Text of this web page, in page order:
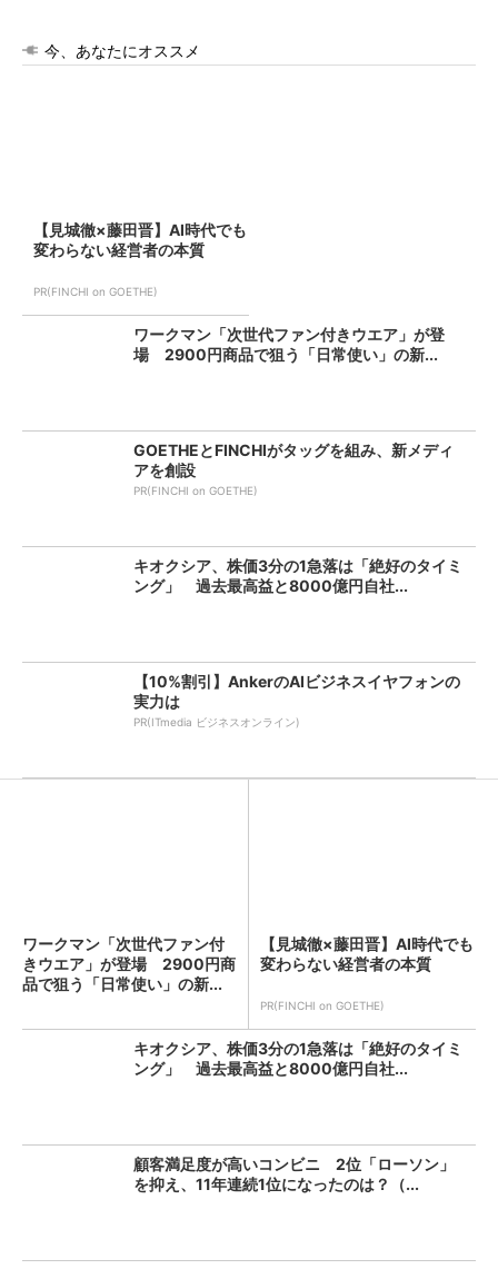
今、あなたにオススメ
【見城徹×藤田晋】AI時代でも
変わらない経営者の本質
PR(FINCHI on GOETHE)
ワークマン「次世代ファン付きウエア」が登
場 2900円商品で狙う「日常使い」の新...
GOETHEとFINCHIがタッグを組み、新メディ
アを創設
PR(FINCHI on GOETHE)
キオクシア、株価3分の1急落は「絶好のタイミ
ング」 過去最高益と8000億円自社...
【10%割引】AnkerのAIビジネスイヤフォンの
実力は
PR(ITmedia ビジネスオンライン)
ワークマン「次世代ファン付
きウエア」が登場 2900円商
品で狙う「日常使い」の新...
【見城徹×藤田晋】AI時代でも
変わらない経営者の本質
PR(FINCHI on GOETHE)
キオクシア、株価3分の1急落は「絶好のタイミ
ング」 過去最高益と8000億円自社...
顧客満足度が高いコンビニ 2位「ローソン」
を抑え、11年連続1位になったのは？（...